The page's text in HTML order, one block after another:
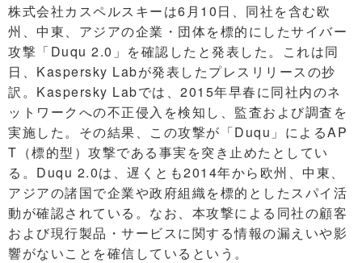
株式会社カスペルスキーは6月10日、同社を含む欧
州、中東、アジアの企業・団体を標的にしたサイバー
攻撃「Duqu 2.0」を確認したと発表した。これは同
日、Kaspersky Labが発表したプレスリリースの抄
訳。Kaspersky Labでは、2015年早春に同社内のネ
ットワークへの不正侵入を検知し、監査および調査を
実施した。その結果、この攻撃が「Duqu」によるAP
T（標的型）攻撃である事実を突き止めたとしてい
る。Duqu 2.0は、遅くとも2014年から欧州、中東、
アジアの諸国で企業や政府組織を標的としたスパイ活
動が確認されている。なお、本攻撃による同社の顧客
および現行製品・サービスに関する情報の漏えいや影
響がないことを確信しているという。